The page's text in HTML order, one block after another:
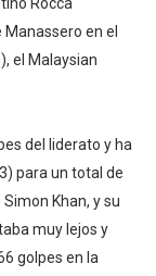
(París,
2026
una
en el
el Malaysian
del liderato y ha
para un total de
Khan, y su
muy lejos y
golpes en la